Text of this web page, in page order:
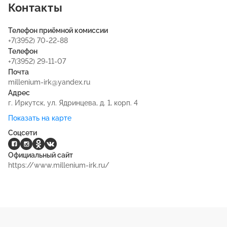
Контакты
Телефон приёмной комиссии
+7(3952) 70-22-88
Телефон
+7(3952) 29-11-07
Почта
millenium-irk@yandex.ru
Адрес
г. Иркутск, ул. Ядринцева, д. 1, корп. 4
Показать на карте
Соцсети
Официальный сайт
https://www.millenium-irk.ru/